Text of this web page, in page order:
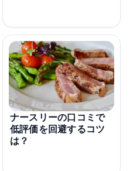
ナースリーの口コミで
低評価を回避するコツ
は？